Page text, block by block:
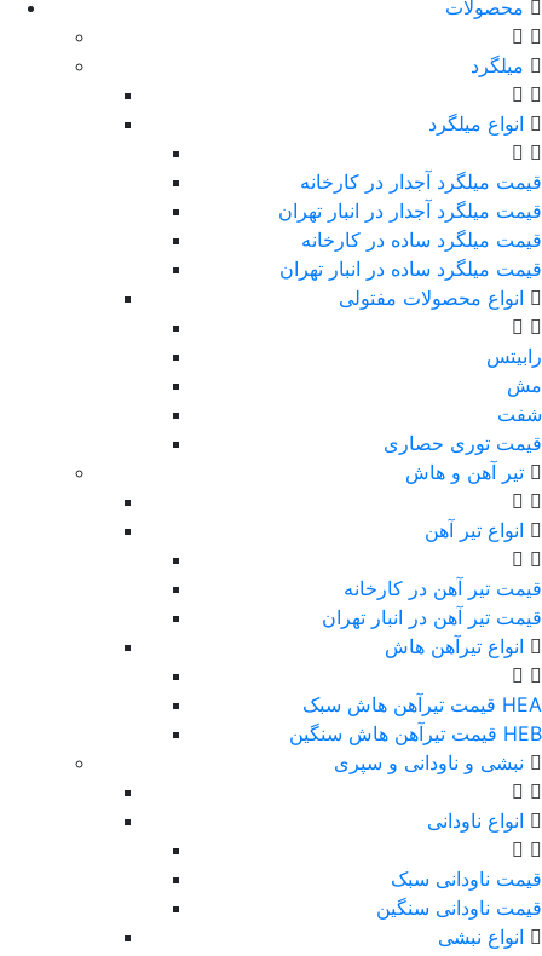
محصولات
میلگرد
انواع میلگرد
قیمت میلگرد آجدار در کارخانه
قیمت میلگرد آجدار در انبار تهران
قیمت میلگرد ساده در کارخانه
قیمت میلگرد ساده در انبار تهران
انواع محصولات مفتولی
رابیتس
مش
شفت
قیمت توری حصاری
تیر آهن و هاش
انواع تیر آهن
قیمت تیر آهن در کارخانه
قیمت تیر آهن در انبار تهران
انواع تیرآهن هاش
قیمت تیرآهن هاش سبک HEA
قیمت تیرآهن هاش سنگین HEB
نبشی و ناودانی و سپری
انواع ناودانی
قیمت ناودانی سبک
قیمت ناودانی سنگین
انواع نبشی